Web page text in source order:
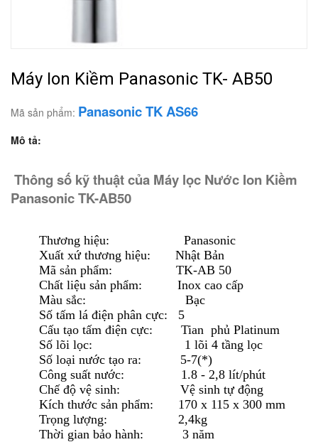
Máy Ion Kiềm Panasonic TK- AB50
Mã sản phẩm: Panasonic TK AS66
Mô tả:
Thông số kỹ thuật của Máy lọc Nước Ion Kiềm
Panasonic TK-AB50
Thương hiệu: Panasonic
Xuất xứ thương hiệu: Nhật Bản
Mã sản phẩm: TK-AB 50
Chất liệu sản phẩm: Inox cao cấp
Màu sắc: Bạc
Số tấm lá điện phân cực: 5
Cấu tạo tấm điện cực: Tian phủ Platinum
Số lõi lọc: 1 lõi 4 tầng lọc
Số loại nước tạo ra: 5-7(*)
Công suất nước: 1.8 - 2,8 lít/phút
Chế độ vệ sinh: Vệ sinh tự động
Kích thước sản phẩm: 170 x 115 x 300 mm
Trọng lượng: 2,4kg
Thời gian bảo hành: 3 năm